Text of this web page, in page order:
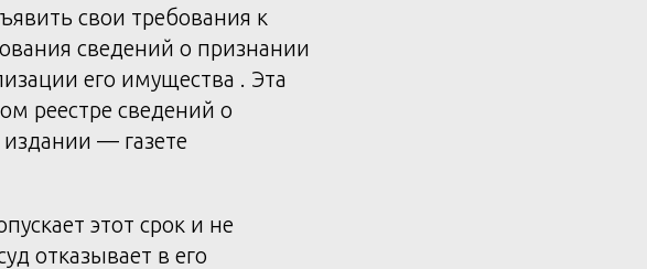
свои требования к
сведений о признании
его имущества . Эта
реестре сведений о
— газете
этот срок и не
отказывает в его